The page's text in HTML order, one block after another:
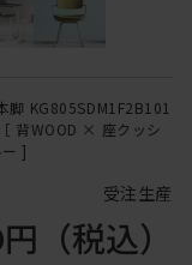
脚 KG805SDM1F2B101
背WOOD × 座クッシ
]
受注生産
（税込）